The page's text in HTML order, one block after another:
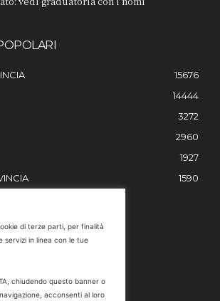
15676
14444
3272
2960
1927
1590
di terze parti, per finalità
servizi in linea con le tue
chiudendo questo banner o
acconsenti al loro